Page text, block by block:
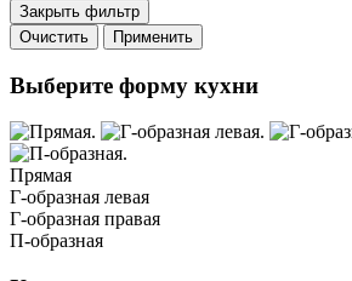
Закрыть фильтр
Очистить
Применить
Выберите форму кухни
Прямая
Г-образная левая
Г-образная правая
П-образная